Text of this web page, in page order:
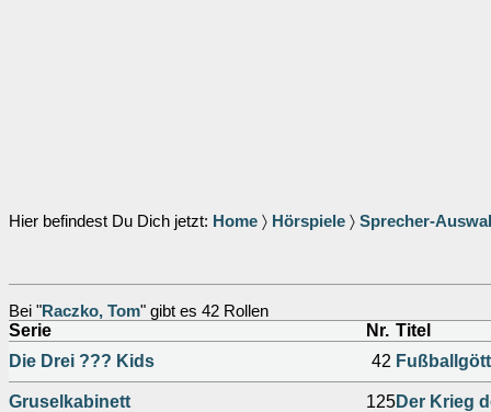
Hier befindest Du Dich jetzt: Home 〉 Hörspiele 〉 Sprecher-
Bei "Raczko, Tom" gibt es 42 Rollen
Serie Nr. Titel
Die Drei ??? Kids
42
Gruselkabinett 125Der Krieg